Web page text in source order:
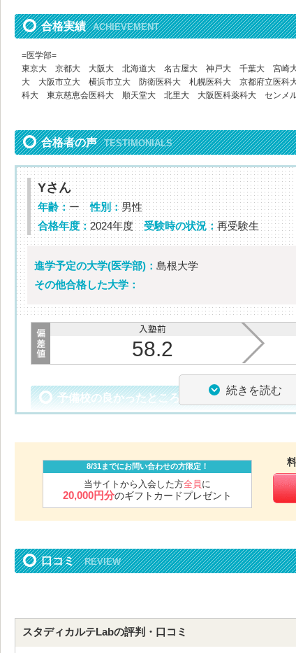
合格実績 ACHIEVEMENT
=医学部=
東京大 京都大 大阪大 北海道大 名古屋大 神戸大 千葉大 宮崎
大 大阪市立大 横浜市立大 防衛医科大 札幌医科大 京都府立医科
科大 東京慈恵会医科大 順天堂大 北里大 大阪医科薬科大 センメ
合格者の声 TESTIMONIALS
続きを読む
Yさん
年齢： ー 性別： 男性
合格年度： 2024年度 受験時の状況：再受験生
進学予定の大学(医学部)： 島根大学
その他合格した大学：
58.2
予備校の良かったところ
ることが魅力でした。
数学の先生には、「なぜこう考えるのか」「なぜこの
ところまで解説していただける点がよかったです。自
してしまっていたので、理解を深められるような指導
医学部進学を目指し始めたのはいつ頃ですか？
8/31までにお問い合わせの方限定！
当サイトから入会した方全員 に
20,000円分のギフトカードプレゼント
口コミ REVIEW
スタディカルテLabの評判・口コミ